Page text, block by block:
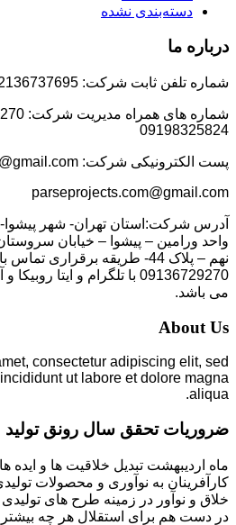
دسته‌بندی نشده
درباره ما
شماره تلفن ثابت شرکت: 02136737695
09198325824
پست الکترونیکی شرکت: amin.hosein@gmail.com
parseprojects.com@gmail.com
آدرس شرکت:استان تهران- شهر پیشوا-
واحد ورامین – پیشوا – خیابان
نهم – پلاک 44- طریقه برقراری
09136729270 با تلگرام و
می باشد.
About Us
consectetur adipiscing elit, sed
ut labore et dolore magna
aliqua.
ضروریات تحقق سال رونق تولید
ماه اردیبهشت تبدیل خلاقیت ها و ایده
کارآفرینان به نوآوری و محصولات
خلاق و نوآور در زمینه طرح های
در دست هم برای استقلال هر چه